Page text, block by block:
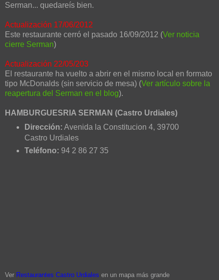
Serman... quedareís bien.
Actualización 17/06/2012
Este restaurante cerró el pasado 16/09/2012 (Ver noticia
cierre Serman)
Actualización 22/05/203
El restaurante ha vuelto a abrir en el mismo local en formato
tipo McDonalds (sin servicio de mesa) (Ver artículo sobre la
reapertura del Serman en el blog).
HAMBURGUESRIA SERMAN (Castro Urdiales)
Dirección: Avenida la Constitucion 4, 39700
Castro Urdiales
Teléfono: 94 2 86 27 35
Ver Restaurantes Castro Urdiales en un mapa más grande